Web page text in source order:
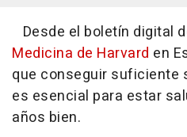
Desde el boletín digital
Medicina de Harvard en
que conseguir suficiente
es esencial para estar
años bien.